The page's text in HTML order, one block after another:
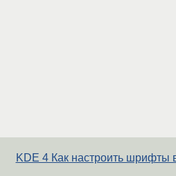
KDE 4 Как настроить шрифты